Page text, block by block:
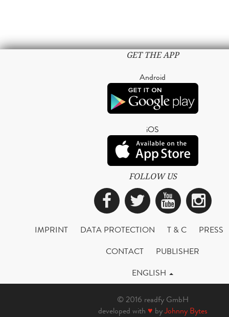
GET THE APP
Android
iOS
FOLLOW US
Facebook
Twitter
IMPRINT DATA PROTECTION T & C
PRESS
CONTACT
PUBLISHER
ENGLISH
© 2016 readfy GmbH
developed with ♥ byJohnny Bytes